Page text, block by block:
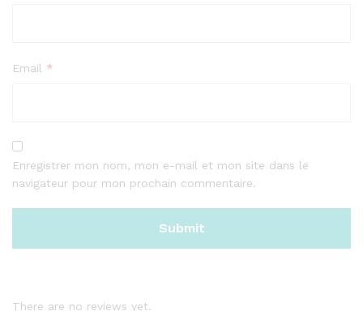
Email *
Enregistrer mon nom, mon e-mail et mon site dans le
navigateur pour mon prochain commentaire.
There are no reviews yet.